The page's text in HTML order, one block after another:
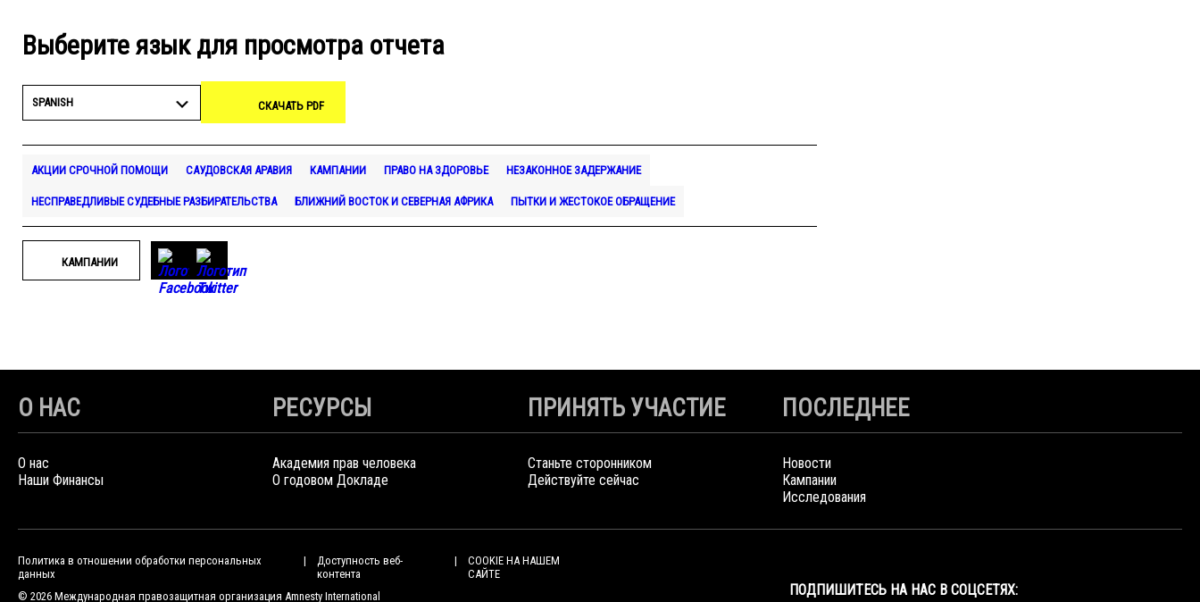
Выберите язык для просмотра отчета
SPANISH СКАЧАТЬ PDF
АКЦИИ СРОЧНОЙ ПОМОЩИ САУДОВСКАЯ АРАВИЯ КАМПАНИИ ПРАВО НА ЗДОРОВЬЕ НЕЗАКОННОЕ ЗАДЕРЖАНИЕ
НЕСПРАВЕДЛИВЫЕ СУДЕБНЫЕ РАЗБИРАТЕЛЬСТВА БЛИЖНИЙ ВОСТОК И СЕВЕРНАЯ АФРИКА ПЫТКИ И ЖЕСТОКОЕ ОБРАЩЕНИЕ
КАМПАНИИ
О НАС
О нас
Наши Финансы
РЕСУРСЫ
Академия прав человека
О годовом Докладе
ПРИНЯТЬ УЧАСТИЕ
Станьте сторонником
Действуйте сейчас
ПОСЛЕДНЕЕ
Новости
Кампании
Исследования
Политика в отношении обработки персональных
данных
Доступность веб-
контента
COOKIE НА НАШЕМ
САЙТЕ
© 2026 Международная правозащитная организация Amnesty International
ПОДПИШИТЕСЬ НА НАС В СОЦСЕТЯХ: